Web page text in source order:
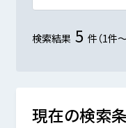
検索結果 5 件（1件
現在の検索